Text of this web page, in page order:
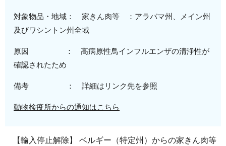
対象物品・地域： 家きん肉等 ： アラバマ州、メイン州
及びワシントン州全域
原因 ：高病原性鳥インフルエンザの清浄性が
確認されたため
備考 ： 詳細はリンク先を参照
動物検疫所からの通知はこちら
【輸入停止解除】 ベルギー（特定州）からの家きん肉等